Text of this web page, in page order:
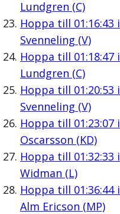
Lundgren (C)
Hoppa till 01:16:43
Svenneling (V)
Hoppa till 01:18:47i
Lundgren (C)
Hoppa till 01:20:53
Svenneling (V)
Hoppa till 01:23:07i
Oscarsson (KD)
Hoppa till 01:32:33
Widman (L)
Hoppa till 01:36:44i
Alm Ericson (MP)